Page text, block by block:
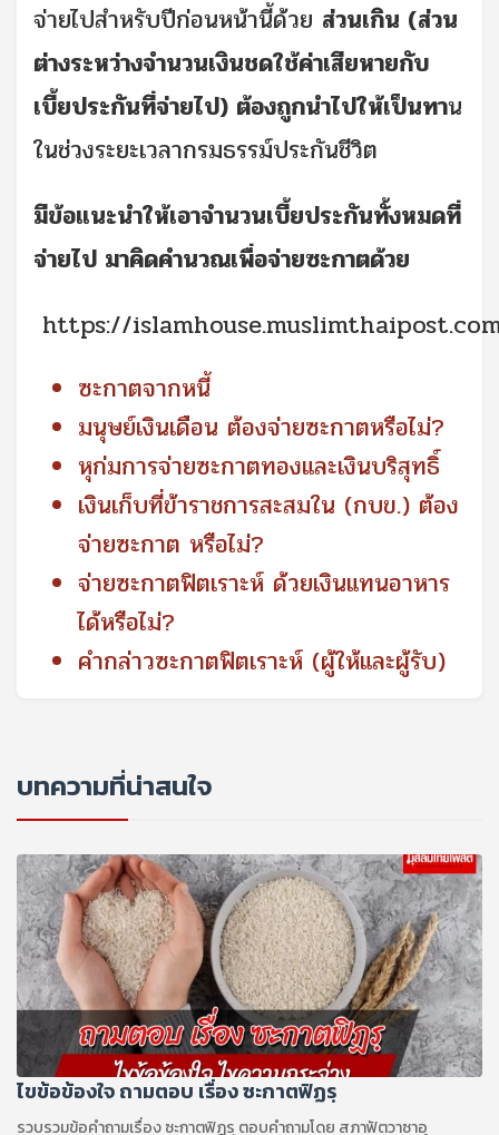
จ่ายไปสำหรับปีก่อนหน้านี้ด้วย ส่วนเกิน (ส่วน
ต่างระหว่างจํานวนเงินชดใช้ค่าเสียหายกับ
เบี้ยประกันที่จ่ายไป) ต้องถูกนำไปให้เป็นทาน
ในช่วงระยะเวลากรมธรรม์ประกันชีวิต
มีข้อแนะนําให้เอาจํานวนเบี้ยประกันทั้งหมดที่
จ่ายไป มาคิดคํานวณเพื่อจ่ายซะกาตด้วย
https://
ซะกาตจากหนี้
มนุษย์เงินเดือน ต้องจ่ายซะกาตหรือไม่?
หุก่มการจ่ายซะกาตทองและเงินบริสุทธิ์
เงินเก็บที่ข้าราชการสะสมใน (กบข.) ต้อง
จ่ายซะกาต หรือไม่?
จ่ายซะกาตฟิตเราะห์ ด้วยเงินแทนอาหาร
ได้หรือไม่?
คํากล่าวซะกาตฟิตเราะห์ (ผู้ให้และผู้รับ)
บทความที่น่าสนใจ
ไขข้อข้องใจ ถามตอบ เรื่อง ซะกาตฟิฏรฺ
รวบรวมข้อคำถามเรื่อง ซะกาตฟิฏรฺ ตอบคำถามโดย สภาฟัตวาซาอุ